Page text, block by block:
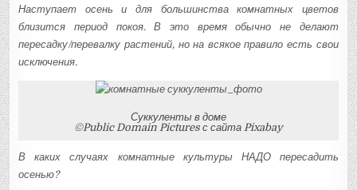
Наступает осень и для большинства комнатных цветов
близится период покоя. В это время обычно не делают
пересадку/перевалку растений, но на всякое правило есть свои
исключения.
Суккуленты в доме
©Public Domain Pictures с сайта Pixabay
В каких случаях комнатные культуры НАДО пересадить
осенью?